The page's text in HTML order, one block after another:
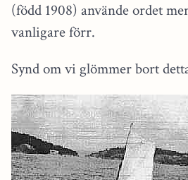
(född 1908) använde ordet
vanligare förr.
Synd om vi glömmer bort